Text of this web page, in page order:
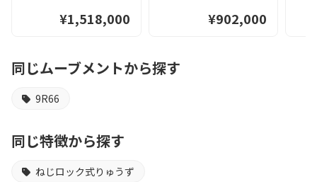
¥1,518,000 ¥902,000
同じムーブメントから探す
9R66
同じ特徴から探す
ねじロック式りゅうず